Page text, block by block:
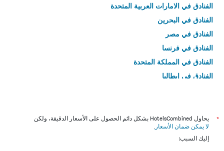
الفنادق في الامارات العربية المتحدة
الفنادق في البحرين
الفنادق في مصر
الفنادق في فرنسا
الفنادق في المملكة المتحدة
الفنادق في إيطاليا
*
يحاول HotelsCombined بشكل دائم الحصول على الأسعار الدقيقة، ولكن
لا يمكن ضمان الأسعار .
إليك السبب: